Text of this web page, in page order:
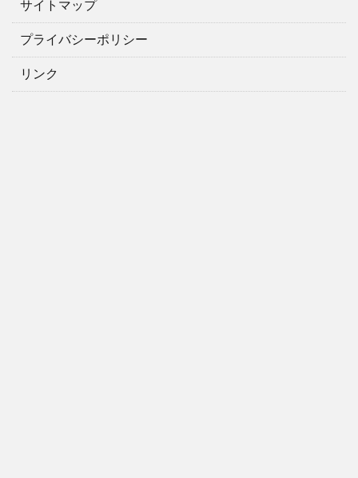
サイトマップ
プライバシーポリシー
リンク